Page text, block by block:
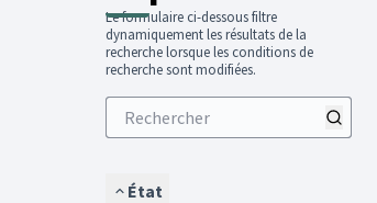
Le formulaire ci-dessous filtre
dynamiquement les résultats de la
recherche lorsque les conditions de
recherche sont modifiées.
État